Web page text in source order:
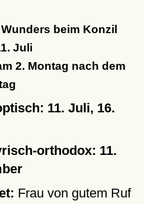
beim Konzil
Juli
2. Montag nach dem
11. Juli, 16.
orthodox: 11.
Frau von gutem Ruf